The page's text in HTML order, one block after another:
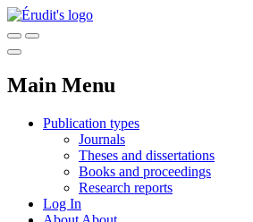
Main Menu
Publication types
Journals
Theses and dissertations
Books and proceedings
Research reports
Log In